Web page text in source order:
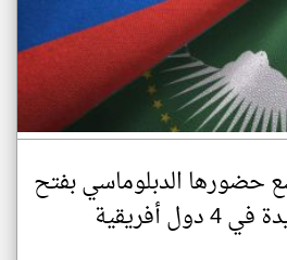
حضورها الدبلوماسي بفتح
أفريقية